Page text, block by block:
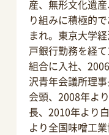
産、無形文化遺
り組みに積極的
まれ。東京大学
戸銀行勤務を経
組合に入社、
沢青年会議所理
会頭、2008年よ
長、2010年より
より全国味噌工業